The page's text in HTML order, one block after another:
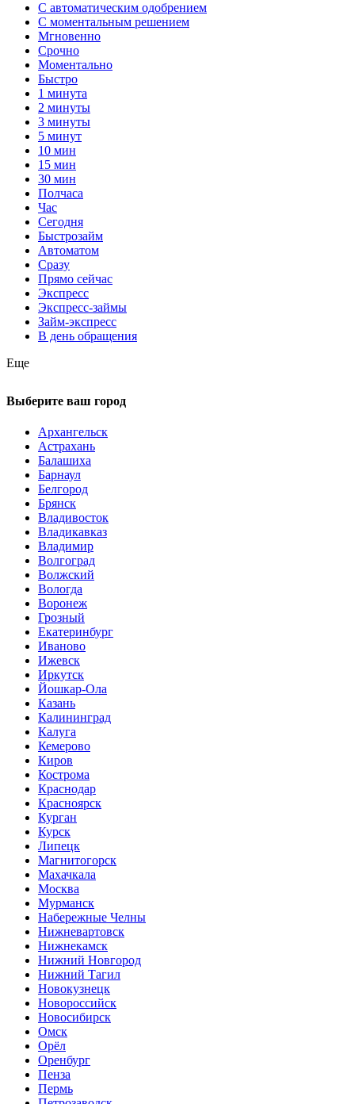
С автоматическим одобрением
С моментальным решением
Мгновенно
Срочно
Моментально
Быстро
1 минута
2 минуты
3 минуты
5 минут
10 мин
15 мин
30 мин
Полчаса
Час
Сегодня
Быстрозайм
Автоматом
Сразу
Прямо сейчас
Экспресс
Экспресс-займы
Займ-экспресс
В день обращения
Еще
Выберите ваш город
Архангельск
Астрахань
Балашиха
Барнаул
Белгород
Брянск
Владивосток
Владикавказ
Владимир
Волгоград
Волжский
Вологда
Воронеж
Грозный
Екатеринбург
Иваново
Ижевск
Иркутск
Йошкар-Ола
Казань
Калининград
Калуга
Кемерово
Киров
Кострома
Краснодар
Красноярск
Курган
Курск
Липецк
Магнитогорск
Махачкала
Москва
Мурманск
Набережные Челны
Нижневартовск
Нижнекамск
Нижний Новгород
Нижний Тагил
Новокузнецк
Новороссийск
Новосибирск
Омск
Орёл
Оренбург
Пенза
Пермь